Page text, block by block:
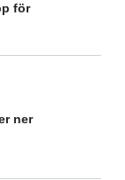
för
ner